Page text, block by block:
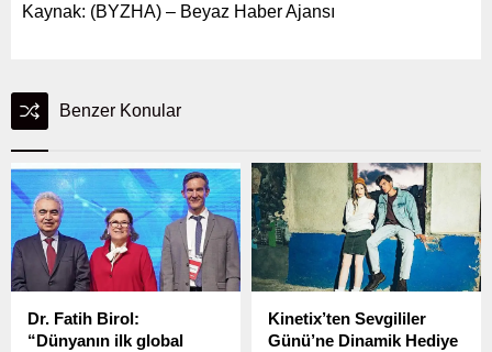
Kaynak: (BYZHA) – Beyaz Haber Ajansı
Benzer Konular
Dr. Fatih Birol:
“Dünyanın ilk global
Kinetix’ten Sevgililer
Günü’ne Dinamik Hediye